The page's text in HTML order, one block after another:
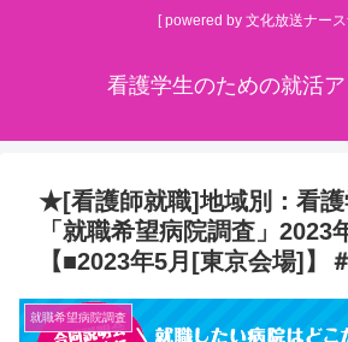
[ powered by 文化放送ナー
看護学生のための就活
★[看護師就職]地域別：看護
「就職希望病院調査」
【■2023年5月[東京会場]】
就職希望病院調査